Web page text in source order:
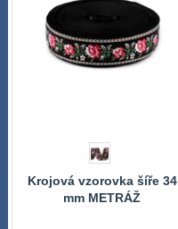
Krojová vzorovka šíře 34
mm METRÁŽ